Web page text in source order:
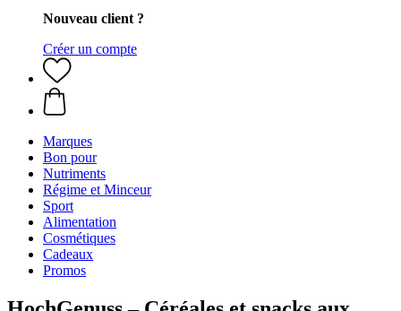
Nouveau client ?
Créer un compte
Marques
Bon pour
Nutriments
Régime et Minceur
Sport
Alimentation
Cosmétiques
Cadeaux
Promos